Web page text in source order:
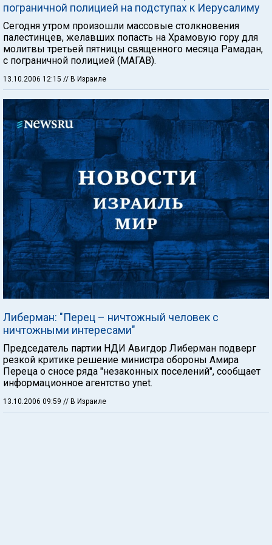
пограничной полицией на подступах к Иерусалиму
Сегодня утром произошли массовые столкновения
палестинцев, желавших попасть на Храмовую гору для
молитвы третьей пятницы священного месяца Рамадан,
с пограничной полицией (МАГАВ).
13.10.2006 12:15 // В Израиле
Либерман: "Перец – ничтожный человек с
ничтожными интересами"
Председатель партии НДИ Авигдор Либерман подверг
резкой критике решение министра обороны Амира
Переца о сносе ряда "незаконных поселений", сообщает
информационное агентство ynet.
13.10.2006 09:59 // В Израиле